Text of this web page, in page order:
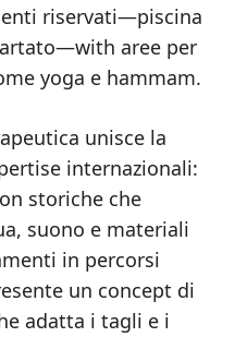
riservati—piscina
aree per
yoga e hammam.
unisce la
internazionali:
storiche che
suono e materiali
in percorsi
un concept di
adatta i tagli e i